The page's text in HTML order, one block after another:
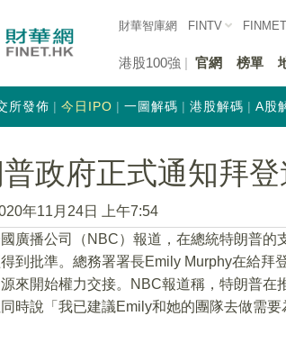
財華智庫網 FINTV
港股100強 官網 榜單
所發佈 今日IPO 一圖解碼 港股解碼 A股
政府正式通知拜
年11月24日 上午7:54
廣播公司（NBC）報道，在總統特朗普
到批準。總務署署長Emily Murphy在給拜
來開始權力交接。NBC報道稱，特朗普
時說「我已建議Emily和她的團隊去做需